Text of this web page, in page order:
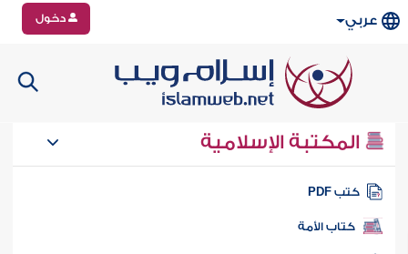
عربي دخول
المكتبة الإسلامية
كتب PDF